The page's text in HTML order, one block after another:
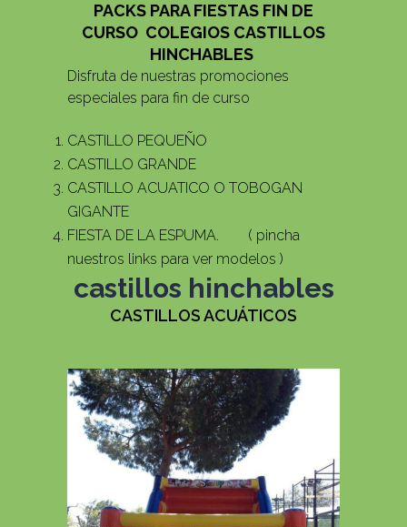
PACKS PARA FIESTAS FIN DE
CURSO COLEGIOS CASTILLOS
HINCHABLES
Disfruta de nuestras promociones
especiales para fin de curso
CASTILLO PEQUEÑO
CASTILLO GRANDE
CASTILLO ACUATICO O TOBOGAN
GIGANTE
FIESTA DE LA ESPUMA. ( pincha
nuestros links para ver modelos )
castillos hinchables
CASTILLOS ACUÁTICOS